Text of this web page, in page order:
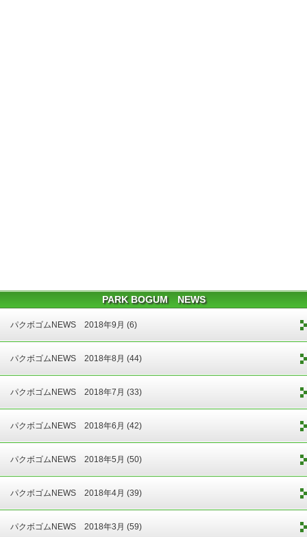
PARK BOGUM NEWS
パクボゴムNEWS 2018年9月 (6)
パクボゴムNEWS 2018年8月 (44)
パクボゴムNEWS 2018年7月 (33)
パクボゴムNEWS 2018年6月 (42)
パクボゴムNEWS 2018年5月 (50)
パクボゴムNEWS 2018年4月 (39)
パクボゴムNEWS 2018年3月 (59)